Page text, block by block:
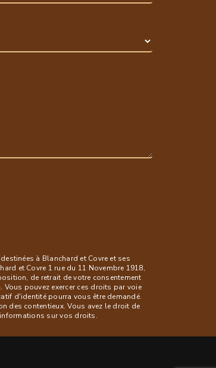
à Blanchard et Covre et ses
et Covre 1 rue du 11 Novembre 1918,
de retrait de votre consentement
pouvez exercer ces droits par voie
d'identité pourra vous être demandé.
des contentieux. Vous avez le droit de
sur vos droits.